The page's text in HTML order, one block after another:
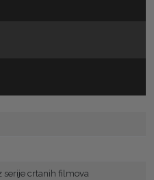
serije crtanih filmova